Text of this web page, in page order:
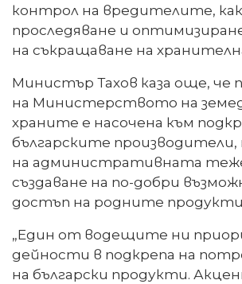
контрол на вредителите,
проследяване и
на съкращаване на
Министър Тахов каза още, че
на Министерството на
храните е насочена към
българските производители,
на административната
създаване на по-добри
достъп на родните продукти
„Един от водещите ни
дейности в подкрепа на
на български продукти.